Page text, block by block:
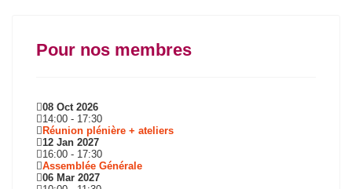
Pour nos membres
08 Oct 2026
14:00 - 17:30
Réunion plénière + ateliers
12 Jan 2027
16:00 - 17:30
Assemblée Générale
06 Mar 2027